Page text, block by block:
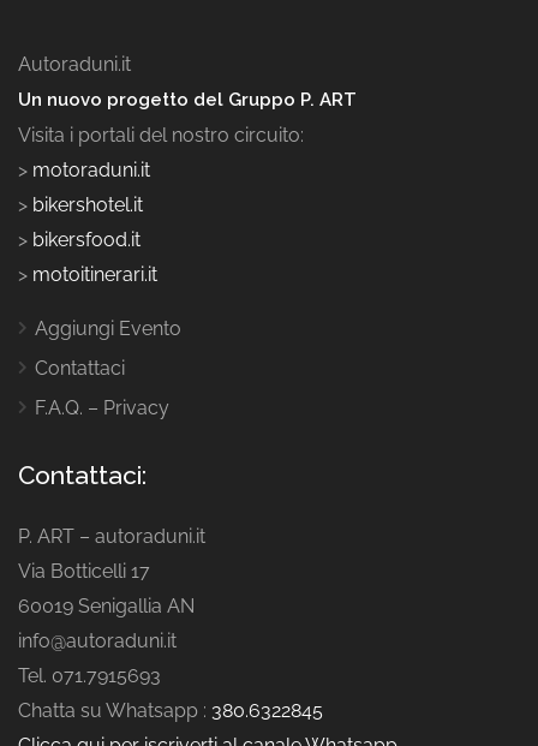
Autoraduni.it
Un nuovo progetto del Gruppo P. ART
Visita i portali del nostro circuito:
> motoraduni.it
> bikershotel.it
> bikersfood.it
> motoitinerari.it
Aggiungi Evento
Contattaci
F.A.Q. – Privacy
Contattaci:
P. ART – autoraduni.it
Via Botticelli 17
60019 Senigallia AN
info@autoraduni.it
Tel. 071.7915693
Chatta su Whatsapp : 380.6322845